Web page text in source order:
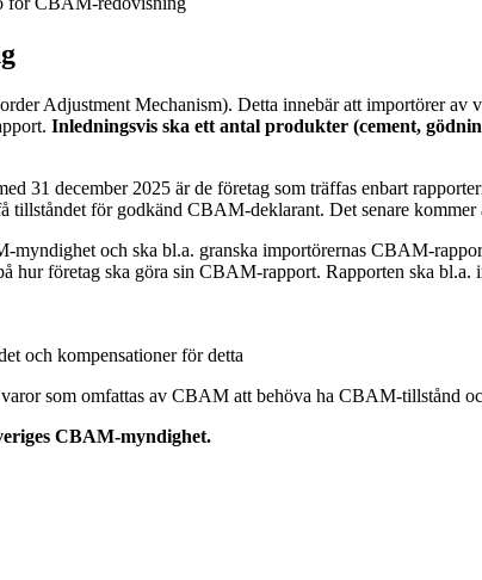
Adjustment Mechanism). Detta innebär att importörer
Inledningsvis ska ett antal produkter (cement,
31 december 2025 är de företag som träffas enbart
tillståndet för godkänd CBAM-deklarant. Det senare
och ska bl.a. granska importörernas CBAM-
hur företag ska göra sin CBAM-rapport. Rapporten ska bl.a.
och kompensationer för detta
som omfattas av CBAM att behöva ha CBAM-tillstånd
CBAM-myndighet.